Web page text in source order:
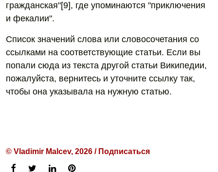
гражданская"[9], где упоминаются "приключения
и фекалии".
Список значений слова или словосочетания со
ссылками на соответствующие статьи. Если вы
попали сюда из текста другой статьи Википедии,
пожалуйста, вернитесь и уточните ссылку так,
чтобы она указывала на нужную статью.
© Vladimir Malcev, 2026 / Подписаться